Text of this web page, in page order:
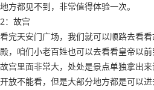
地方都见不到，非常值得体验一次。
2：故宫
看完天安门广场，我们就可以顺路去看
殿，咱们小老百姓也可以去看看皇帝以前
故宫里面非常大，处处是景点单独拿出
开放不能看，但是大部分地方都是可以